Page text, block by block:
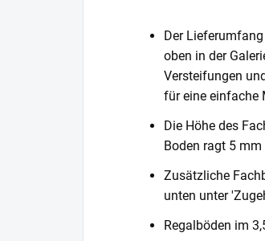
Der
oben in der
Versteifungen
für eine einfache
Die Höhe des
Boden ragt 5
Zusätzliche
unten unter
Regalböden im